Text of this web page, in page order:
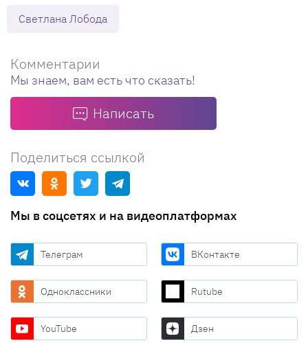
Светлана Лобода
Комментарии
Мы знаем, вам есть что сказать!
Написать
Поделиться ссылкой
Мы в соцсетях и на видеоплатформах
Телеграм ВКонтакте
Одноклассники Rutube
YouTube Дзен